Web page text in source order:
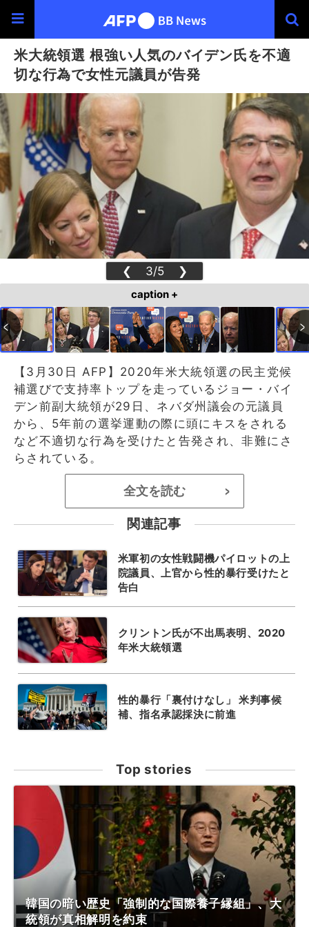
米大統領選 根強い人気のバイデン氏を不適
切な行為で女性元議員が告発
❮ 3/5 ❯
caption +
【3月30日 AFP】2020年米大統領選の民主党候
補選びで支持率トップを走っているジョー・バイ
デン前副大統領が29日、ネバダ州議会の元議員
から、5年前の選挙運動の際に頭にキスをされる
など不適切な行為を受けたと告発され、非難にさ
らされている。
全文を読む >
関連記事
米軍初の女性戦闘機パイロットの上
院議員、上官から性的暴行受けたと
告白
クリントン氏が不出馬表明、2020
年米大統領選
性的暴行「裏付けなし」 米判事候
補、指名承認採決に前進
Top stories
韓国の暗い歴史「強制的な国際養子縁組」、大
統領が真相解明を約束